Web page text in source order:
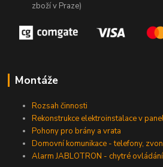
zboží v Praze)
Montáže
Rozsah činnosti
Rekonstrukce elektroinstalace v
Pohony pro brány a vrata
Domovní komunikace - telefony,
Alarm JABLOTRON - chytré ovládání